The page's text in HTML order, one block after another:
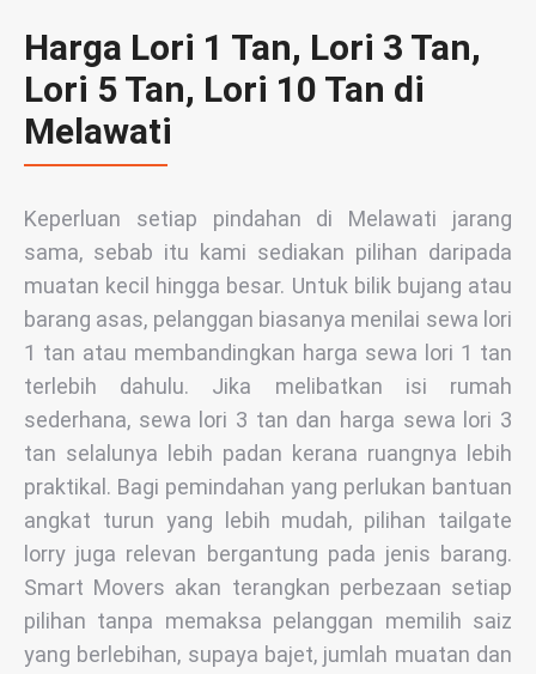
Harga Lori 1 Tan, Lori 3 Tan,
Lori 5 Tan, Lori 10 Tan di
Melawati
Keperluan setiap pindahan di Melawati jarang
sama, sebab itu kami sediakan pilihan daripada
muatan kecil hingga besar. Untuk bilik bujang atau
barang asas, pelanggan biasanya menilai sewa lori
1 tan atau membandingkan harga sewa lori 1 tan
terlebih dahulu. Jika melibatkan isi rumah
sederhana, sewa lori 3 tan dan harga sewa lori 3
tan selalunya lebih padan kerana ruangnya lebih
praktikal. Bagi pemindahan yang perlukan bantuan
angkat turun yang lebih mudah, pilihan tailgate
lorry juga relevan bergantung pada jenis barang.
Smart Movers akan terangkan perbezaan setiap
pilihan tanpa memaksa pelanggan memilih saiz
yang berlebihan, supaya bajet, jumlah muatan dan